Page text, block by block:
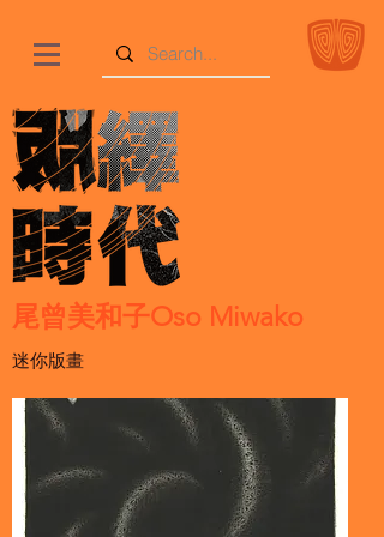
尾曾美和子Oso Miwako
迷你版畫